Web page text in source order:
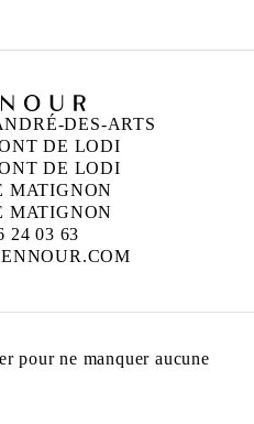
DES-ARTS
DE LODI
DE LODI
MATIGNON
MATIGNON
24 03 63
pour ne manquer aucune